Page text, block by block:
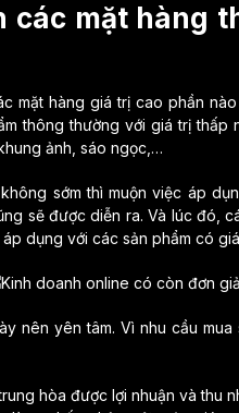
các mặt hàng
mặt hàng giá trị cao phần
thông thường với giá trị thấp
ảnh, sáo ngọc,…
sớm thì muộn việc áp
sẽ được diễn ra. Và lúc đó,
dụng với các sản phẩm có
nên yên tâm. Vì nhu cầu
hòa được lợi nhuận và thu